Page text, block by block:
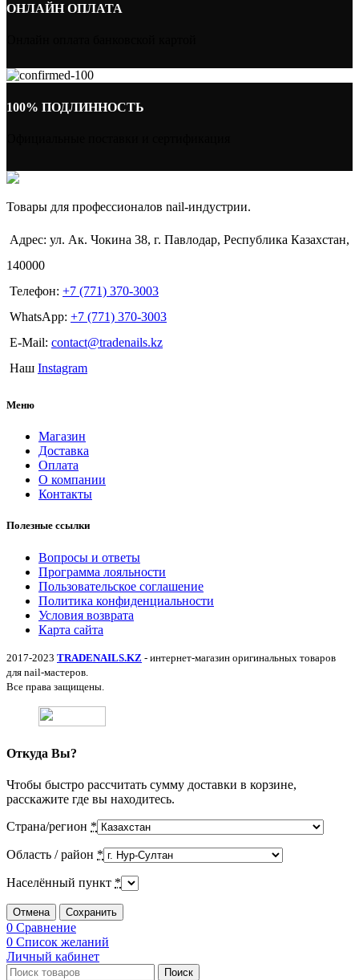
ОНЛАЙН ОПЛАТА
100% ПОДЛИННОСТЬ
Товары для профессионалов nail-индустрии.
Адрес: ул. Ак. Чокина 38, г. Павлодар, Республика Казахстан,
140000
Телефон: +7 (771) 370-3003
WhatsApp: +7 (771) 370-3003
E-Mail: contact@tradenails.kz
Наш Instagram
Меню
Магазин
Доставка
Оплата
О компании
Контакты
Полезные ссылки
Вопросы и ответы
Программа лояльности
Пользовательское соглашение
Политика конфиденциальности
Условия возврата
Карта сайта
2017-2023 TRADENAILS.KZ - интернет-магазин оригинальных товаров
для nail-мастеров.
Все права защищены.
Откуда Вы?
Чтобы быстро рассчитать сумму доставки в корзине,
расскажите где вы находитесь.
Страна/регион *
Область / район *
Населённый пункт *
Отмена Сохранить
0 Сравнение
0 Список желаний
Личный кабинет
Поиск